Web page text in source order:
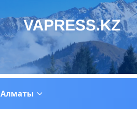
Алматы